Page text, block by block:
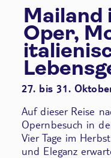
Mailand
Oper,
27. bis 31.
Auf dieser Reise
Opernbesuch in
Vier Tage im
und Eleganz